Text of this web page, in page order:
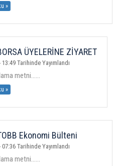
»
ÜYELERİNE ZİYARET
Tarihinde Yayımlandı
metni......
»
Ekonomi Bülteni
Tarihinde Yayımlandı
metni......